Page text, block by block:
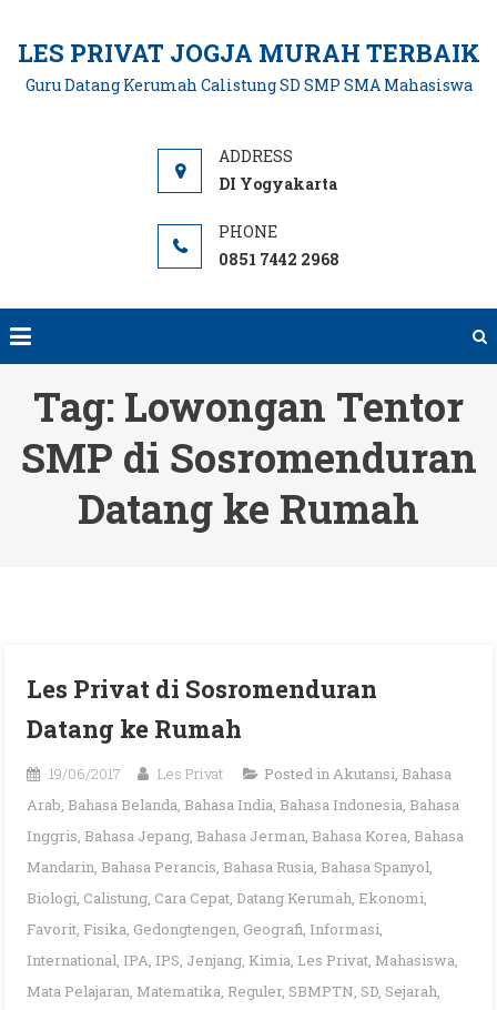
content
LES PRIVAT JOGJA MURAH TERBAIK
Guru Datang Kerumah Calistung SD SMP SMA Mahasiswa
DI Yogyakarta
0851 7442 2968
Tag: Lowongan Tentor
SMP di Sosromenduran
Datang ke Rumah
Les Privat di Sosromenduran
Datang ke Rumah
19/06/2017 Les Privat Posted inAkutansi, Bahasa
Arab, Bahasa Belanda, Bahasa India, Bahasa Indonesia, Bahasa
Inggris, Bahasa Jepang, Bahasa Jerman, Bahasa Korea, Bahasa
Mandarin, Bahasa Perancis, Bahasa Rusia, Bahasa Spanyol,
Biologi, Calistung, Cara Cepat, Datang Kerumah, Ekonomi,
Favorit, Fisika, Gedongtengen, Geografi, Informasi,
International, IPA, IPS, Jenjang, Kimia, Les Privat, Mahasiswa,
Mata Pelajaran, Matematika, Reguler, SBMPTN, SD, Sejarah,